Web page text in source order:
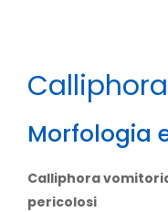
Morfologia
Calliphora
pericolosi